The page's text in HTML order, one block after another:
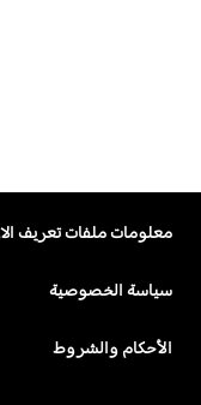
معلومات ملفات تعريف
سياسة الخصوصية
الأحكام والشروط